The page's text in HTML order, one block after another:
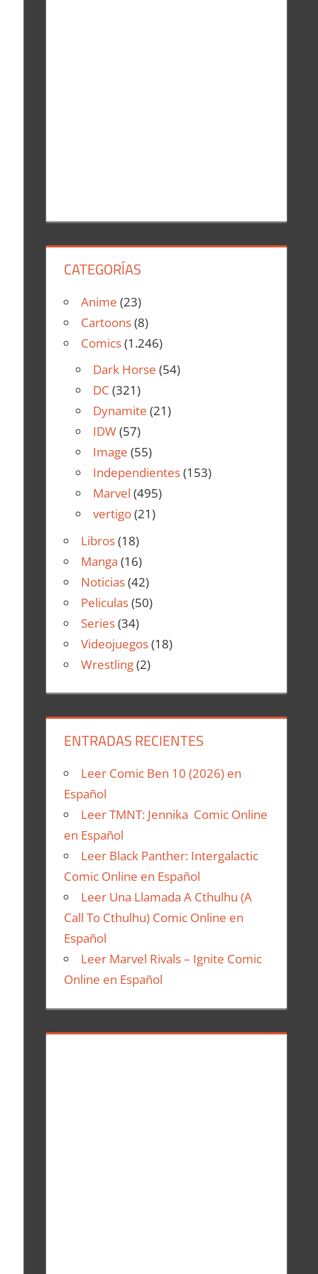
CATEGORÍAS
Anime (23)
Cartoons(8)
Comics(1.246)
Dark Horse (54)
DC (321)
Dynamite (21)
IDW(57)
Image (55)
Independientes(153)
Marvel (495)
vertigo(21)
Libros(18)
Manga (16)
Noticias(42)
Peliculas(50)
Series(34)
Videojuegos(18)
Wrestling(2)
ENTRADAS RECIENTES
Leer Comic Ben 10 (2026) en
Español
Leer TMNT: Jennika Comic Online
en Español
Leer Black Panther: Intergalactic
Comic Online en Español
Leer Una Llamada A Cthulhu (A
Call To Cthulhu) Comic Online en
Español
Leer Marvel Rivals – Ignite Comic
Online en Español